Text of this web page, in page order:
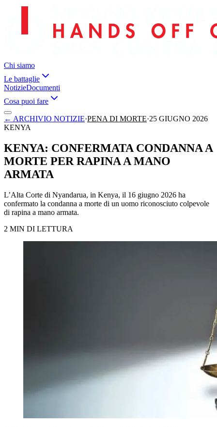
Chi siamo
Le battaglie
NotizieDocumenti
Cosa puoi fare
← ARCHIVIO NOTIZIE·PENA DI MORTE·25 GIUGNO 2026
KENYA
KENYA: CONFERMATA CONDANNA A
MORTE PER RAPINA A MANO
ARMATA
L’Alta Corte di Nyandarua, in Kenya, il 16 giugno 2026 ha
confermato la condanna a morte di un uomo riconosciuto colpevole
di rapina a mano armata.
2 MIN DI LETTURA